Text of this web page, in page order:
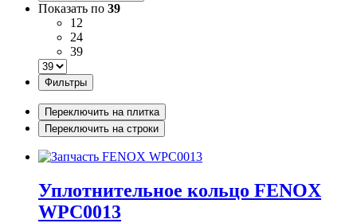
Показать по 39
12
24
39
Фильтры
Переключить на плитка
Переключить на строки
Уплотнительное кольцо FENOX
WPC0013